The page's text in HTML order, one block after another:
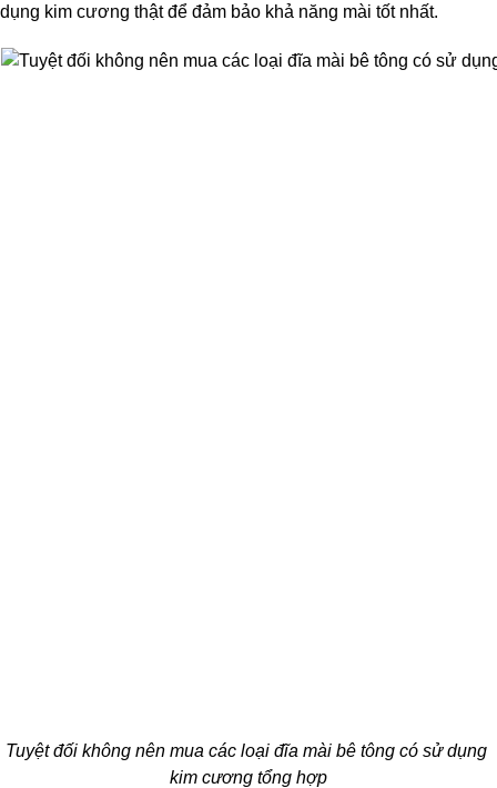
dụng kim cương thật để đảm bảo khả năng mài tốt nhất.
Tuyệt đối không nên mua các loại đĩa mài bê tông có sử dụng
kim cương tổng hợp